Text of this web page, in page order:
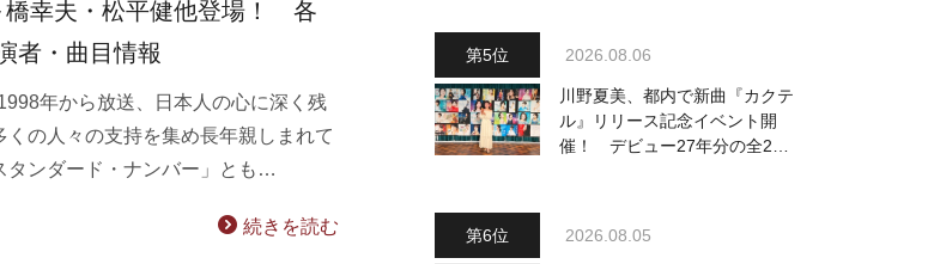
橋幸夫・松平健他登場！ 各
者・曲目情報
年から放送、日本人の心に深く残
くの人々の支持を集め長年親しまれて
タンダード・ナンバー」とも…
続きを読む
2026.08.06
川野夏美、都内で新曲『カクテ
ル』リリース記念イベント開
催！ デビュー27年分の全280
2026.08.05